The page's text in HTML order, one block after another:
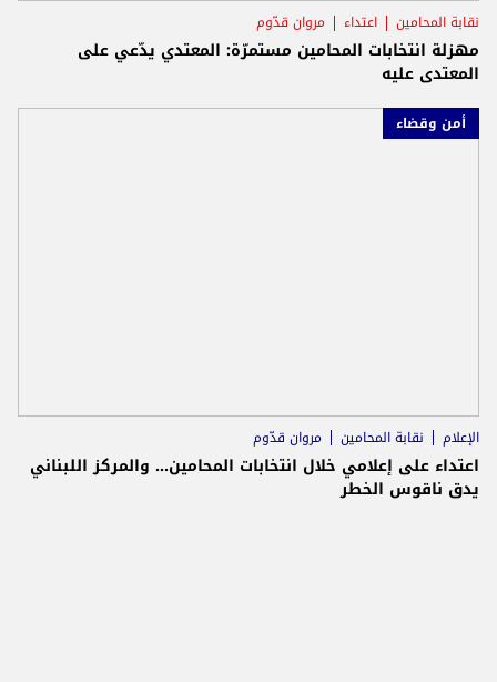
نقابة المحامين اعتداء مروان قدّوم
مهزلة انتخابات المحامين مستمرّة: المعتدي يدّعي على
المعتدى عليه
أمن وقضاء
الإعلام نقابة المحامين مروان قدّوم
اعتداء على إعلامي خلال انتخابات المحامين… والمركز اللبناني
يدق ناقوس الخطر